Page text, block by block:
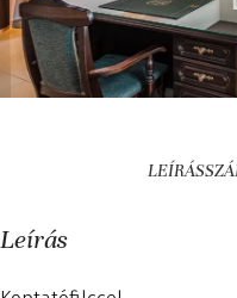
LEÍRÁS
Leírás